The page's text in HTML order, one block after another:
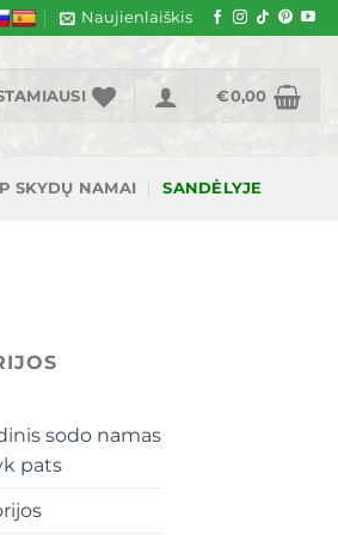
Naujienlaiškis
€0,00
SKYDŲ NAMAI SANDĖLYJE
sodo namas
pats